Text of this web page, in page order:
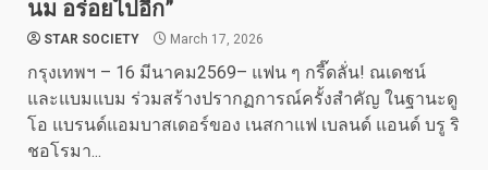
นม อร่อยไปอีก”
STAR SOCIETY March 17, 2026
กรุงเทพฯ – 16 มีนาคม2569– แฟน ๆ กรี๊ดลั่น! ณเดชน์
และแบมแบม ร่วมสร้างปรากฏการณ์ครั้งสำคัญ ในฐานะดู
โอ แบรนด์แอมบาสเดอร์ของ เนสกาแฟ เบลนด์ แอนด์ บรู ริ
ชอโรมา...